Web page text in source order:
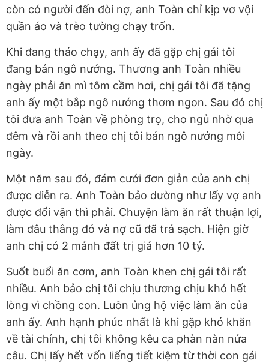
còn có người đến đòi nợ, anh Toàn chỉ kịp vơ vội
quần áo và trèo tường chạy trốn.
Khi đang tháo chạy, anh ấy đã gặp chị gái tôi
đang bán ngô nướng. Thương anh Toàn nhiều
ngày phải ăn mì tôm cầm hơi, chị gái tôi đã tặng
anh ấy một bắp ngô nướng thơm ngon. Sau đó chị
tôi đưa anh Toàn về phòng trọ, cho ngủ nhờ qua
đêm và rồi anh theo chị tôi bán ngô nướng mỗi
ngày.
Một năm sau đó, đám cưới đơn giản của anh chị
được diễn ra. Anh Toàn bảo dường như lấy vợ anh
được đổi vận thì phải. Chuyện làm ăn rất thuận lợi,
làm đâu thắng đó và nợ cũ đã trả sạch. Hiện giờ
anh chị có 2 mảnh đất trị giá hơn 10 tỷ.
Suốt buổi ăn cơm, anh Toàn khen chị gái tôi rất
nhiều. Anh bảo chị tôi chịu thương chịu khó hết
lòng vì chồng con. Luôn ủng hộ việc làm ăn của
anh ấy. Anh hạnh phúc nhất là khi gặp khó khăn
về tài chính, chị tôi không kêu ca phàn nàn nửa
câu. Chị lấy hết vốn liếng tiết kiệm từ thời con gái